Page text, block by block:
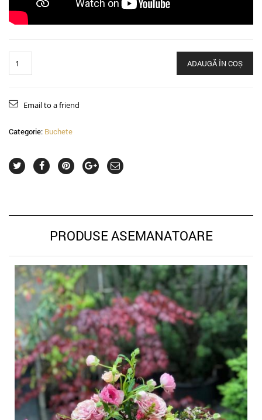
ADAUGĂ ÎN COȘ
Email to a friend
Categorie: Buchete
PRODUSE ASEMANATOARE